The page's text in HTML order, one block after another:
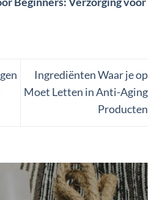
Ingrediënten Waar je op
Moet Letten in Anti-Aging
Producten